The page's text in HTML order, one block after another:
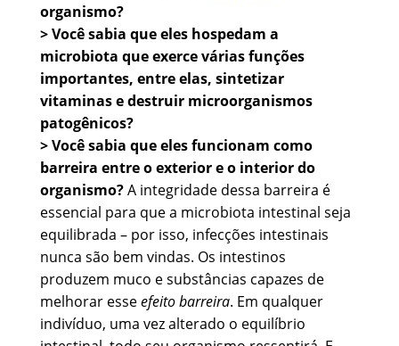
organismo?
> Você sabia que eles hospedam a
microbiota que exerce várias funções
importantes, entre elas, sintetizar
vitaminas e destruir microorganismos
patogênicos?
> Você sabia que eles funcionam como
barreira entre o exterior e o interior do
organismo?A integridade dessa barreira é
essencial para que a microbiota intestinal seja
equilibrada – por isso, infecções intestinais
nunca são bem vindas. Os intestinos
produzem muco e substâncias capazes de
melhorar esseefeito barreira. Em qualquer
indivíduo, uma vez alterado o equilíbrio